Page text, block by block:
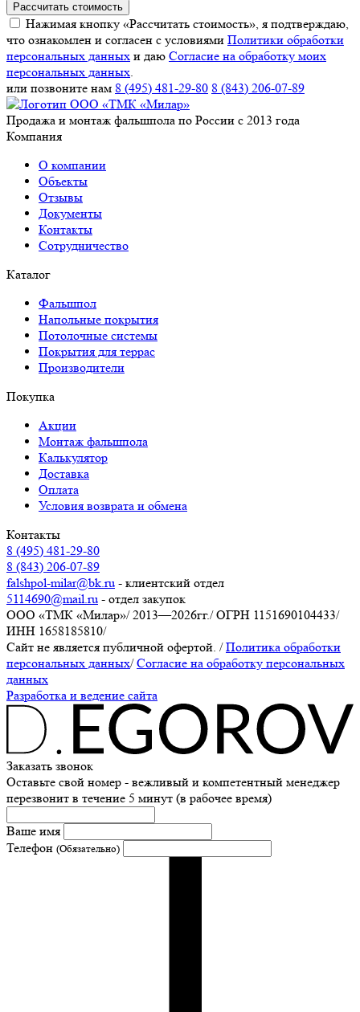
Рассчитать стоимость
Нажимая кнопку «Рассчитать стоимость», я подтверждаю,
что ознакомлен и согласен с условиями Политики обработки
персональных данных и даю Согласие на обработку моих
персональных данных.
или позвоните нам 8 (495) 481-29-80 8 (843) 206-07-89
Продажа и монтаж фальшпола по России с 2013 года
Компания
О компании
Объекты
Отзывы
Документы
Контакты
Сотрудничество
Каталог
Фальшпол
Напольные покрытия
Потолочные системы
Покрытия для террас
Производители
Покупка
Акции
Монтаж фальшпола
Калькулятор
Доставка
Оплата
Условия возврата и обмена
Контакты
8 (495) 481-29-80
8 (843) 206-07-89
falshpol-milar@bk.ru - клиентский отдел
5114690@mail.ru - отдел закупок
ООО «ТМК «Милар»/ 2013—2026гг./ОГРН 1151690104433/
ИНН 1658185810/
Сайт не является публичной офертой. / Политика обработки
персональных данных/ Согласие на обработку персональных
данных
Разработка и ведение сайта
Заказать звонок
Оставьте свой номер - вежливый и компетентный менеджер
перезвонит в течение 5 минут (в рабочее время)
Ваше имя
Телефон (Обязательно)